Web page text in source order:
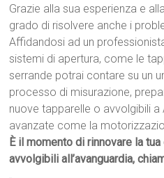
Grazie alla sua esperienza e
grado di risolvere anche i
Affidandosi ad un
sistemi di apertura, come le
serrande potrai contare su un
processo di misurazione,
nuove tapparelle o avvolgibili
avanzate come la
È il momento di rinnovare la
avvolgibili all’avanguardia,